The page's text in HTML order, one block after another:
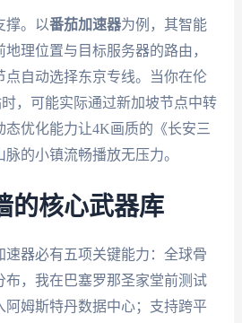
撑。以番茄加速器为例，其智能
理位置与目标服务器的路由，
点自动选择东京专线。当你在伦
，可能实际通过新加坡节点中转
态优化能力让4K画质的《长安三
的小镇流畅播放无压力。
的核心武器库
速器必有五项关键能力：全球骨
布，我在巴塞罗那圣家堂前测试
阿姆斯特丹数据中心；支持跨平